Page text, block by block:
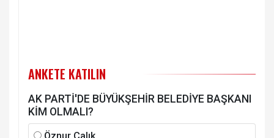
ANKETE KATILIN
AK PARTİ'DE BÜYÜKŞEHİR BELEDİYE BAŞKANI
KİM OLMALI?